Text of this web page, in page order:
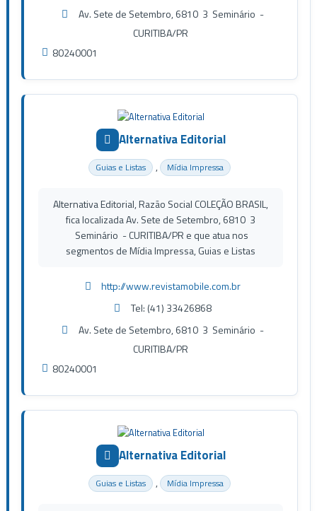
Av. Sete de Setembro, 6810 3 Seminário -
CURITIBA/PR
80240001
Alternativa Editorial
Guias e Listas , Mídia Impressa
Alternativa Editorial, Razão Social COLEÇÃO BRASIL,
fica localizada Av. Sete de Setembro, 6810 3
Seminário - CURITIBA/PR e que atua nos
segmentos de Mídia Impressa, Guias e Listas
http://www.revistamobile.com.br
Tel: (41) 33426868
Av. Sete de Setembro, 6810 3 Seminário -
CURITIBA/PR
80240001
Alternativa Editorial
Guias e Listas , Mídia Impressa